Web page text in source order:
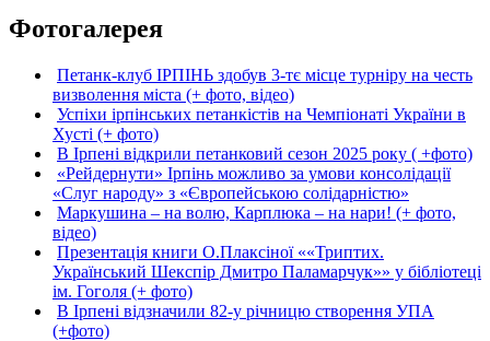
Фотогалерея
Петанк-клуб ІРПІНЬ здобув 3-тє місце турніру на честь
визволення міста (+ фото, відео)
Успіхи ірпінських петанкістів на Чемпіонаті України в
Хусті (+ фото)
В Ірпені відкрили петанковий сезон 2025 року ( +фото)
«Рейдернути» Ірпінь можливо за умови консолідації
«Слуг народу» з «Європейською солідарністю»
Маркушина – на волю, Карплюка – на нари! (+ фото,
відео)
Презентація книги О.Плаксіної ««Триптих.
Український Шекспір Дмитро Паламарчук»» у бібліотеці
ім. Гоголя (+ фото)
В Ірпені відзначили 82-у річницю створення УПА
(+фото)